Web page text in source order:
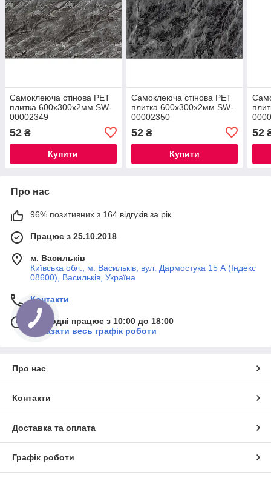
Самоклеюча стінова PET
плитка 600х300х2мм SW-
00002349
52 ₴
Купити
Самоклеюча стінова PET
плитка 600х300х2мм SW-
00002350
52₴
Купити
52
Про нас
96% позитивних з 164 відгуків за рік
Працює з 25.10.2018
м. Васильків
Київська обл., м. Васильків, вул. Дармостука 15 А (Індекс
08600), Васильків, Україна
Контакти
Сьогодні працює з 10:00 до 18:00
Показати весь графік роботи
Про нас
Контакти
Доставка та оплата
Графік роботи